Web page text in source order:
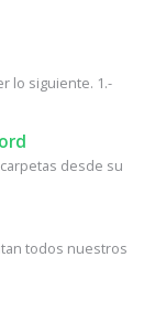
lo siguiente. 1.-
carpetas desde su
todos nuestros